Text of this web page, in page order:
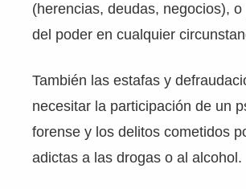
(herencias, deudas, negocios), o
del poder en cualquier
También las estafas y
necesitar la participación de un
forense y los delitos cometidos
adictas a las drogas o al alcohol.